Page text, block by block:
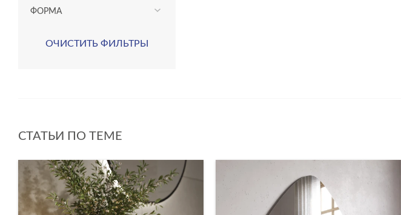
ФОРМА
ОЧИСТИТЬ ФИЛЬТРЫ
СТАТЬИ ПО ТЕМЕ